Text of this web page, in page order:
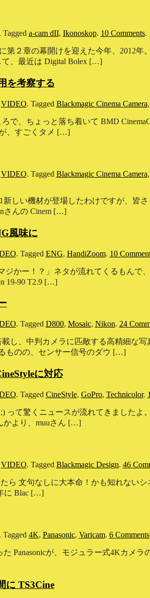
. Tagged a-cam dII, Ikonoskop. 10 Comments.
２章の幕開けを迎えた今年、2012年
、最近は Digital Bolex […]
を考察する
VIDEO. Tagged Blackmagic Cinema Camera,
で、ちょっと落ち着いて BMD
が、すごくタメ […]
VIDEO. Tagged Blackmagic Cinema Camera,
しい機材が登場したわけですが、皆
さんの Cinem […]
風味に
. Tagged ENG, HandiZoom. 10
ジかー！？」ネタが流れてくるもんで
19-90 T2.9 […]
. Tagged D800, Mosaic, Nikon. 24
し、中判カメラに匹敵する高精細な
ものの、センサー信号のダウ […]
に対応
. Tagged CineStyle, GoPro, Technicolor.
って驚くニュースが流れてきましたよ
かより、muuさん […]
VIDEO. Tagged Blackmagic Design. 46
ら 文句なしに大本命！かも知れない
に Blac […]
. Tagged 4K, Panasonic, Varicam. 6 Comments
Panasonicが、モジュラー式4Kカメ
に TS3Cine